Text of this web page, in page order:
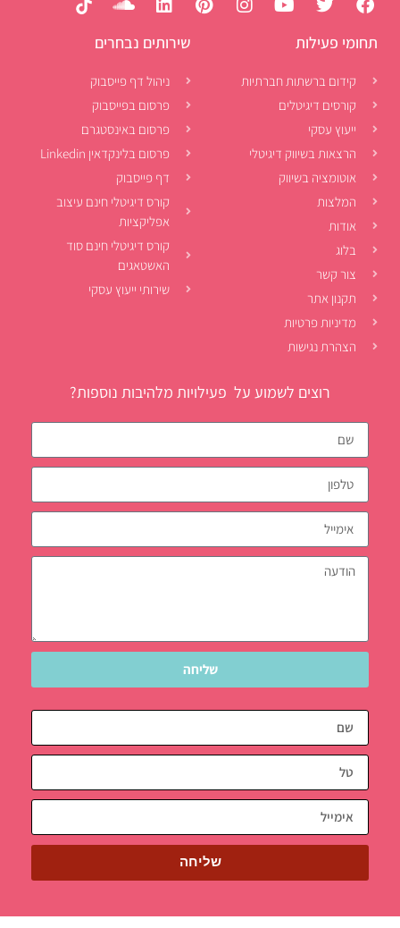
תחומי פעילות
קידום ברשתות חברתיות
קורסים דיגיטלים
ייעוץ עסקי
הרצאות בשיווק דיגיטלי
אוטומציה בשיווק
המלצות
אודות
בלוג
צור קשר
תקנון אתר
מדיניות פרטיות
הצהרת נגישות
שירותים נבחרים
ניהול דף פייסבוק
פרסום בפייסבוק
פרסום באינסטגרם
פרסום בלינקדאין Linkedin
דף פייסבוק
קורס דיגיטלי חינם עיצוב
אפליקציות
קורס דיגיטלי חינם סוד
האשטאגים
שירותי ייעוץ עסקי
רוצים לשמוע על פעילויות מלהיבות נוספות?
שליחה
שליחה